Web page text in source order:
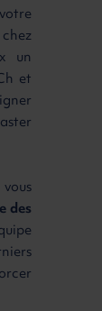
un
et
des